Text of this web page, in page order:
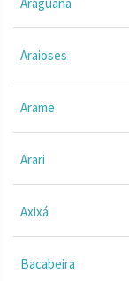
Araioses
Arame
Arari
Axixá
Bacabeira